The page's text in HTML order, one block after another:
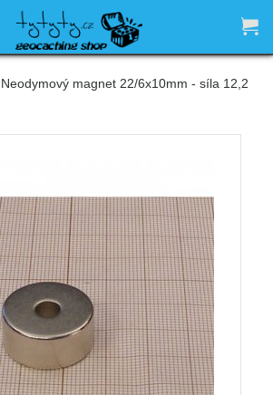

Neodymový magnet 22/6x10mm - síla 12,2